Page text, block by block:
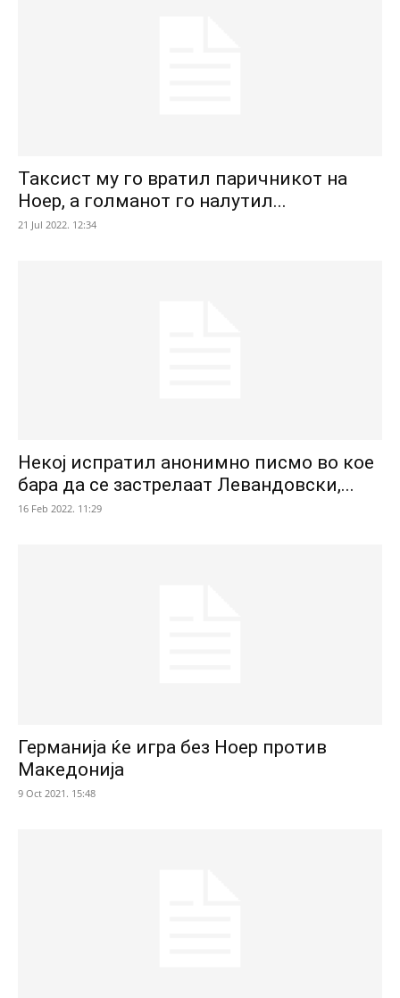
Таксист му го вратил паричникот на
Ноер, а голманот го налутил...
21 Jul 2022. 12:34
Некој испратил анонимно писмо во кое
бара да се застрелаат Левандовски,...
16 Feb 2022. 11:29
Германија ќе игра без Ноер против
Македонија
9 Oct 2021. 15:48